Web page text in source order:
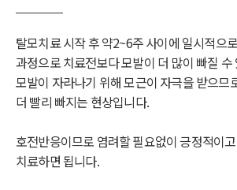
탈모치료 시작 후 약2~6주 사이에 일시적으
과정으로 치료전보다 모발이 더 많이 빠질
모발이 자라나기 위해 모근이 자극을 받으므
더 빨리 빠지는 현상입니다.
호전반응이므로 염려할 필요없이 긍정적이
치료하면 됩니다.